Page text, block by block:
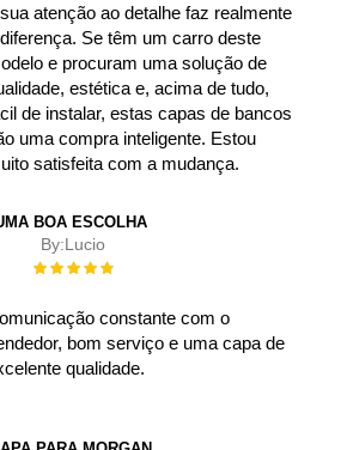
atenção ao detalhe faz realmente
Se têm um carro deste
e procuram uma solução de
estética e, acima de tudo,
de instalar, estas capas de bancos
uma compra inteligente. Estou
satisfeita com a mudança.
BOA ESCOLHA
By:Lucio
Rating:
constante com o
bom serviço e uma capa de
qualidade.